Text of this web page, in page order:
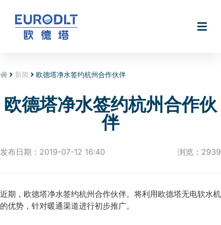
新闻 欧德塔净水签约杭州合作伙伴
欧德塔净水签约杭州合作伙
伴
发布日期：2019-07-12 16:40 浏览：2939
近期，欧德塔净水签约杭州合作伙伴。将利用欧德塔无电软水机
的优势，针对暖通渠道进行初步推广。